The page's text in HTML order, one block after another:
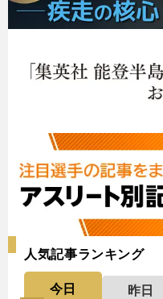
人気記事ランキング
今日 昨日